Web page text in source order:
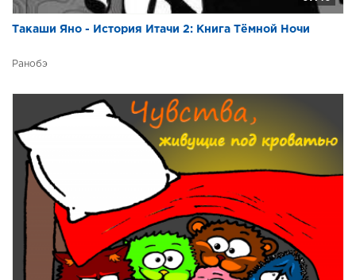
Такаши Яно - История Итачи 2: Книга Тёмной Ночи
Ранобэ